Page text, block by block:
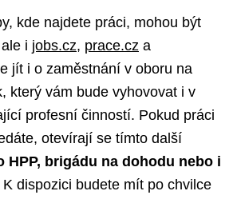
kde najdete práci, mohou být
i jobs.cz, prace.cz a
jít i o zaměstnání v oboru na
který vám bude vyhovovat i v
profesní činností. Pokud práci
otevírají se tímto další
HPP, brigádu na dohodu nebo i
K dispozici budete mít po chvilce